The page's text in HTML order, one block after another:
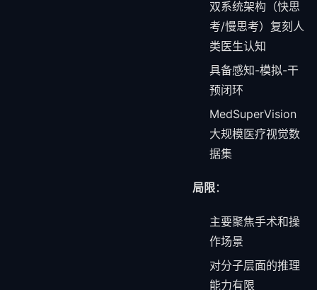
双系统架构（快思
考/慢思考）复刻人
类医生认知
具备感知-模拟-干
预闭环
MedSuperVision
大规模医疗视觉数
据集
局限：
主要聚焦手术和操
作场景
对分子层面的推理
能力有限